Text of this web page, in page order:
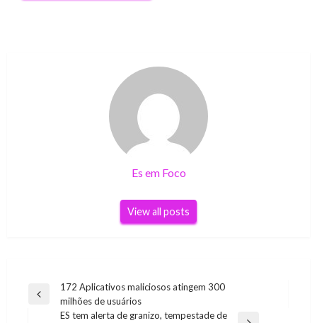
Es em Foco
View all posts
Navegação
Previous
172 Aplicativos maliciosos atingem 300
milhões de usuários
ES tem alerta de granizo, tempestade de